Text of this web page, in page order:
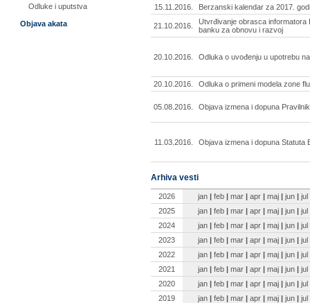
Odluke i uputstva
Objava akata
15.11.2016.
Berzanski kalendar za 2017.
21.10.2016.
Utvrđivanje obrasca
banku za obnovu i razvoj
20.10.2016. Odluka o uvođenju u upotrebu
20.10.2016. Odluka o primeni modela zone
05.08.2016. Objava izmena i dopuna
11.03.2016. Objava izmena i dopuna Statuta
Arhiva vesti
2026 jan | feb | mar | apr | maj | jun | jul
2025
jan | feb | mar | apr | maj | jun | jul
2024
jan | feb | mar | apr | maj | jun | jul
2023
jan | feb | mar | apr | maj | jun | jul
2022
jan | feb | mar | apr | maj | jun | jul
2021
jan | feb | mar | apr | maj | jun | jul
2020
jan | feb | mar | apr | maj | jun | jul
2019
jan | feb | mar | apr | maj | jun | jul